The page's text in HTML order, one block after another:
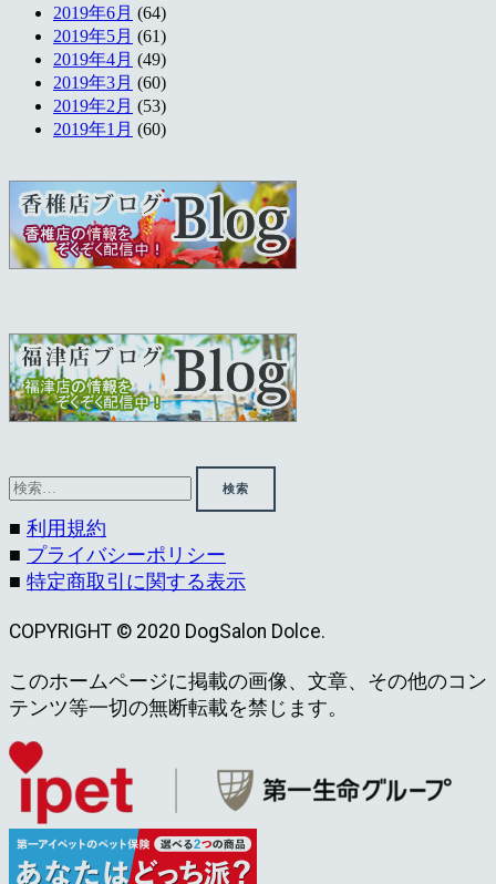
2019年6月 (64)
2019年5月 (61)
2019年4月 (49)
2019年3月 (60)
2019年2月 (53)
2019年1月 (60)
検
索:
■ 利用規約
■ プライバシーポリシー
■ 特定商取引に関する表示
COPYRIGHT © 2020 DogSalon Dolce.
このホームページに掲載の画像、文章、その他のコン
テンツ等一切の無断転載を禁じます。